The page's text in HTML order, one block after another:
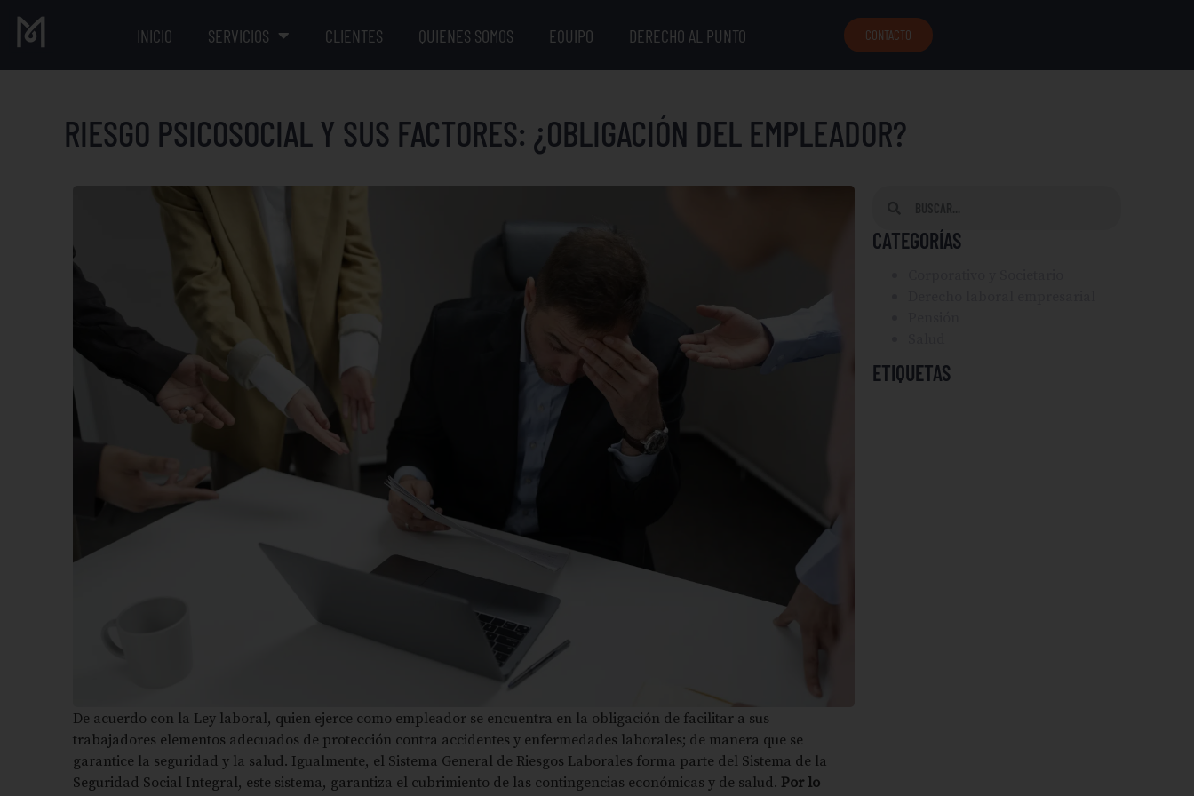
INICIO SERVICIOS CLIENTES QUIENES SOMOS EQUIPO DERECHO AL PUNTO CONTACTO
RIESGO PSICOSOCIAL Y SUS FACTORES: ¿OBLIGACIÓN DEL EMPLEADOR?
De acuerdo con la Ley laboral, quien ejerce como empleador se encuentra en la obligación de facilitar a sus
trabajadores elementos adecuados de protección contra accidentes y enfermedades laborales; de manera que se
garantice la seguridad y la salud. Igualmente, el Sistema General de Riesgos Laborales forma parte del Sistema de la
Seguridad Social Integral, este sistema, garantiza el cubrimiento de las contingencias económicas y de salud. Por lo
CATEGORÍAS
ETIQUETAS